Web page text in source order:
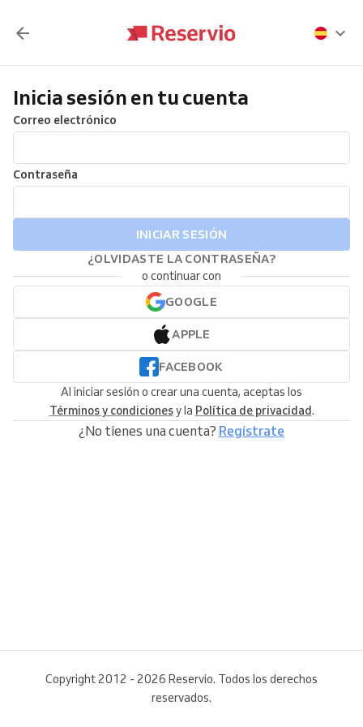
Inicia sesión en tu cuenta
Correo electrónico
Contraseña
INICIAR SESIÓN
¿OLVIDASTE LA CONTRASEÑA?
o continuar con
GOOGLE
APPLE
FACEBOOK
Al iniciar sesión o crear una cuenta, aceptas los
Términos y condicionesy la Política de privacidad.
¿No tienes una cuenta? Regístrate
Copyright 2012 - 2026 Reservio. Todos los derechos
reservados.